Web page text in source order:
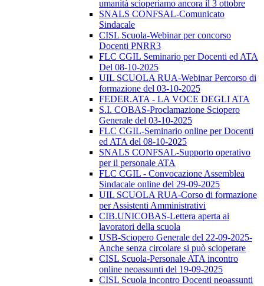
umanità scioperiamo ancora il 3 ottobre
SNALS CONFSAL-Comunicato
Sindacale
CISL Scuola-Webinar per concorso
Docenti PNRR3
FLC CGIL Seminario per Docenti ed ATA
Del 08-10-2025
UIL SCUOLA RUA-Webinar Percorso di
formazione del 03-10-2025
FEDER.ATA - LA VOCE DEGLI ATA
S.I. COBAS-Proclamazione Sciopero
Generale del 03-10-2025
FLC CGIL-Seminario online per Docenti
ed ATA del 08-10-2025
SNALS CONFSAL-Supporto operativo
per il personale ATA
FLC CGIL - Convocazione Assemblea
Sindacale online del 29-09-2025
UIL SCUOLA RUA-Corso di formazione
per Assistenti Amministrativi
CIB.UNICOBAS-Lettera aperta ai
lavoratori della scuola
USB-Sciopero Generale del 22-09-2025-
Anche senza circolare si può scioperare
CISL Scuola-Personale ATA incontro
online neoassunti del 19-09-2025
CISL Scuola incontro Docenti neoassunti